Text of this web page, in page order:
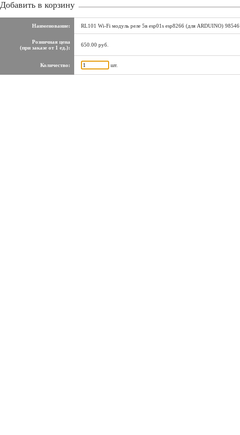
Добавить в корзину
Наименование: RL101 Wi-Fi модуль реле 5в esp01s esp8266 (для ARDUINO) 98546
Розничная цена
(при заказе от 1 ед.):
650.00 руб.
Количество: шт.